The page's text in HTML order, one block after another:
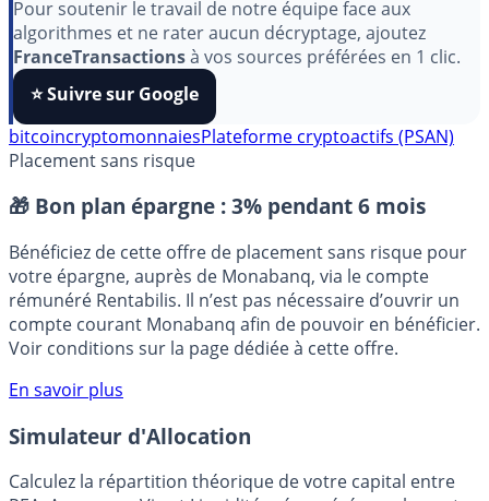
Pour soutenir le travail de notre équipe face aux
algorithmes et ne rater aucun décryptage, ajoutez
FranceTransactionsà vos sources préférées en 1 clic.
⭐️ Suivre sur Google
cryptomonnaies
Placement sans risque
🎁 Bon plan épargne : 3% pendant 6 mois
Bénéficiez de cette offre de placement sans risque pour
votre épargne, auprès de Monabanq, via le compte
rémunéré Rentabilis. Il n’est pas nécessaire d’ouvrir un
Voir conditions sur la page dédiée à cette offre.
En savoir plus
Simulateur d'Allocation